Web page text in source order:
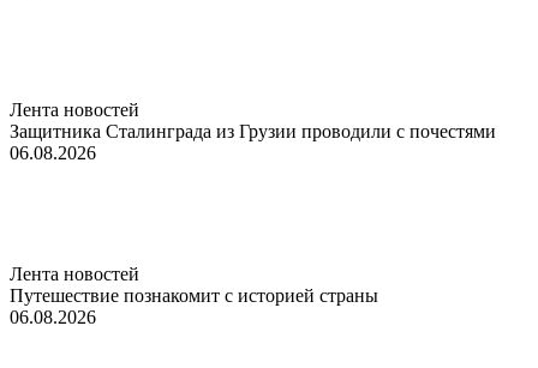
Лента новостей
Защитника Сталинграда из Грузии проводили с почестями
06.08.2026
Лента новостей
Путешествие познакомит с историей страны
06.08.2026